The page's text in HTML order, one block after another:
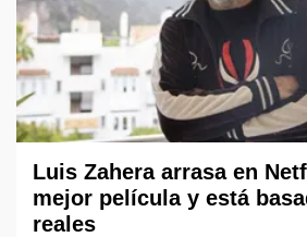
Luis Zahera arrasa en
mejor película y está
reales